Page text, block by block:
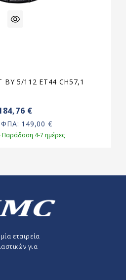
BY 5/112 ET44 CH57,1
€
ΦΠΑ: 149,00 €
Παράδοση 4-7 ημέρες
εταιρεία
για